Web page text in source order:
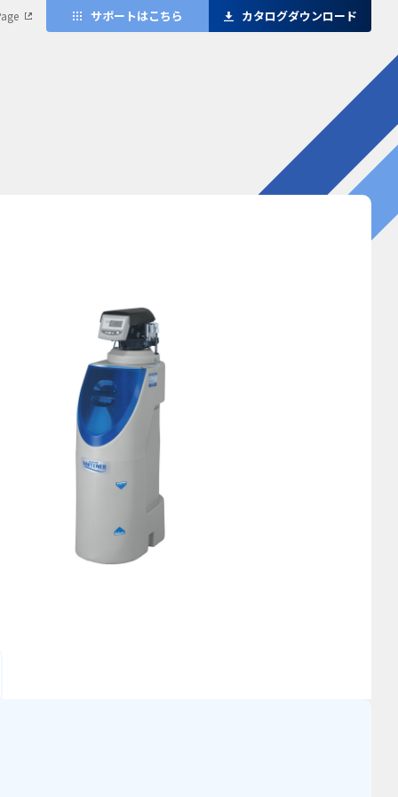
サポートはこちら カタログダウンロード